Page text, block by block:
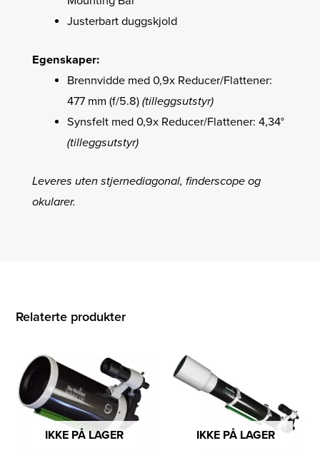
Justerbart duggskjold
Egenskaper:
Brennvidde med 0,9x Reducer/Flattener:
477 mm (f/5.8)(tilleggsutstyr)
Synsfelt med 0,9x Reducer/Flattener: 4,34°
(tilleggsutstyr)
Leveres uten stjernediagonal, finderscope og
okularer.
Relaterte produkter
IKKE PÅ LAGER IKKE PÅ LAGER